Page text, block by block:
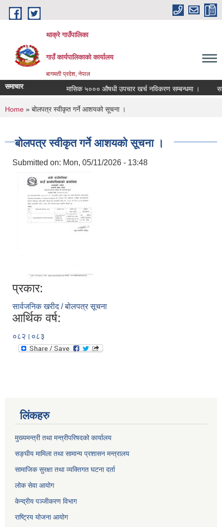
Skip to main content
थाक्रे गाउँपालिका
गाउँ कार्यपालिकाको कार्यालय
बागमती प्रदेश, नेपाल
समाचार मासिक ५००० औषधी उपचार खर्च नविकरण सम्बन्धमा ।
You are here
Home » बोलपत्र स्वीकृत गर्ने आशयको सूचना ।
बोलपत्र स्वीकृत गर्ने आशयको सूचना ।
Submitted on: Mon, 05/11/2026 - 13:48
प्रकार:
सार्वजनिक खरीद / बोलपत्र सूचना
आर्थिक वर्ष:
०८२।०८३
लिंकहरु
मुख्यमन्त्री तथा मन्त्रीपरिषदको कार्यालय
सङ्घीय मामिला तथा सामान्य प्रशासन मन्त्रालय
सामाजिक सुरक्षा तथा व्यक्तिगत घटना दर्ता
लोक सेवा आयोग
केन्द्रीय पञ्जीकरण विभाग
राष्ट्रिय योजना आयोग